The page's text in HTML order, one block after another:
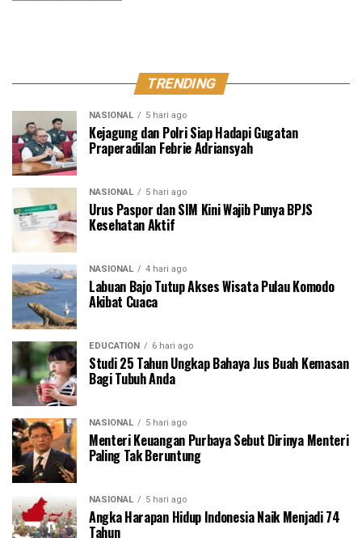
TRENDING
NASIONAL 5 hari ago
Kejagung dan Polri Siap Hadapi Gugatan
Praperadilan Febrie Adriansyah
NASIONAL 5 hari ago
Urus Paspor dan SIM Kini Wajib Punya BPJS
Kesehatan Aktif
NASIONAL 4 hari ago
Labuan Bajo Tutup Akses Wisata Pulau Komodo
Akibat Cuaca
EDUCATION 6 hari ago
Studi 25 Tahun Ungkap Bahaya Jus Buah Kemasan
Bagi Tubuh Anda
NASIONAL 5 hari ago
Menteri Keuangan Purbaya Sebut Dirinya Menteri
Paling Tak Beruntung
NASIONAL 5 hari ago
Angka Harapan Hidup Indonesia Naik Menjadi 74
Tahun